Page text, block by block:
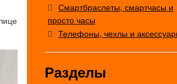
Смартбраслеты, смартчасы и
просто часы
Телефоны, чехлы и
Разделы